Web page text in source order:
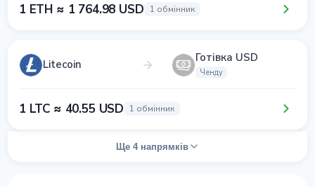
1 ETH ≈ 1 764.98 USD 1 обмінник
Litecoin Готівка USD
Ченду
1 LTC ≈ 40.55 USD 1 обмінник
Ще 4 напрямків